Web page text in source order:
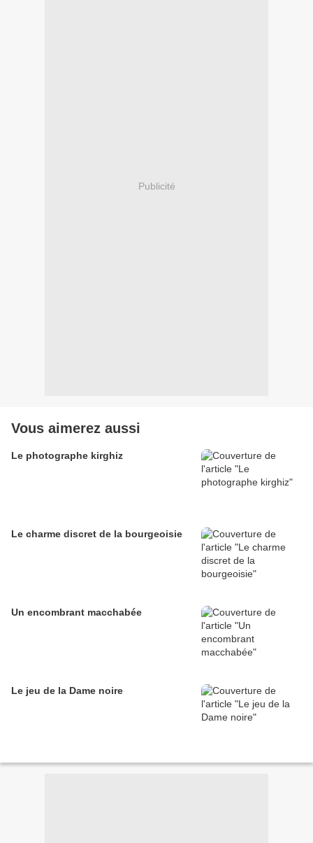
Publicité
Vous aimerez aussi
Le photographe kirghiz
Le charme discret de la bourgeoisie
Un encombrant macchabée
Le jeu de la Dame noire